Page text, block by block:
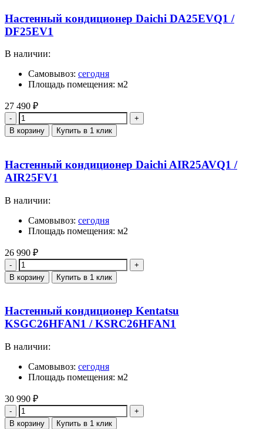
Настенный кондиционер Daichi DA25EVQ1 /
DF25EV1
В наличии:
Самовывоз: сегодня
Площадь помещения: м2
27 490 ₽
Количество
В корзину Купить в 1 клик
Настенный кондиционер Daichi AIR25AVQ1 /
AIR25FV1
В наличии:
Самовывоз: сегодня
Площадь помещения: м2
26 990 ₽
Количество
В корзину Купить в 1 клик
Настенный кондиционер Kentatsu
KSGC26HFAN1 / KSRC26HFAN1
В наличии:
Самовывоз: сегодня
Площадь помещения: м2
30 990 ₽
Количество
В корзину Купить в 1 клик